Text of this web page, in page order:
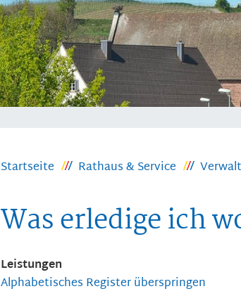
Startseite Rathaus & Service
Was erledige ich
Leistungen
Alphabetisches Register überspringen